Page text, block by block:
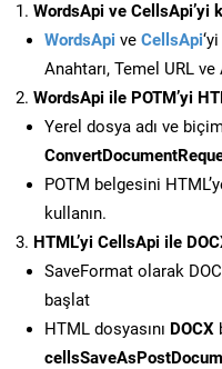
WordsApi ve CellsApi’yi
WordsApi ve CellsApi
Anahtarı, Temel URL
WordsApi ile POTM’yi
Yerel dosya adı ve
POTM belgesini
kullanın.
HTML’yi CellsApi ile
SaveFormat olarak
başlat
HTML dosyasını DOCX